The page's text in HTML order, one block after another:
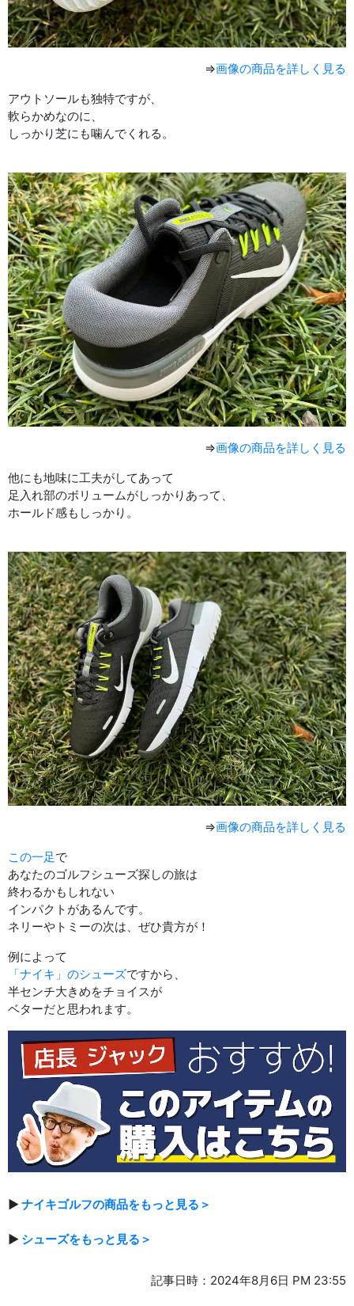
⇒画像の商品を詳しく見る
アウトソールも独特ですが、
軟らかめなのに、
しっかり芝にも噛んでくれる。
⇒画像の商品を詳しく見る
他にも地味に工夫がしてあって
足入れ部のボリュームがしっかりあって、
ホールド感もしっかり。
⇒画像の商品を詳しく見る
この一足で
あなたのゴルフシューズ探しの旅は
終わるかもしれない
インパクトがあるんです。
ネリーやトミーの次は、ぜひ貴方が！
例によって
「ナイキ」のシューズですから、
半センチ大きめをチョイスが
ベターだと思われます。
▶ナイキゴルフの商品をもっと見る＞
▶ シューズをもっと見る＞
記事日時：2024年8月6日 PM 23:55